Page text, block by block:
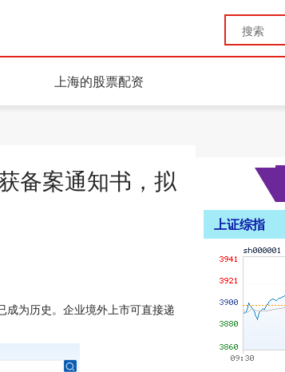
上海的股票配资
备案通知书，拟
为历史。企业境外上市可直接递
上证综指